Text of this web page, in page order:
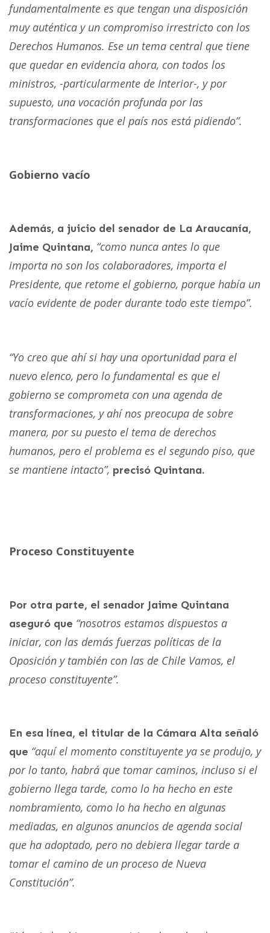
fundamentalmente es que tengan una disposición
muy auténtica y un compromiso irrestricto con los
Derechos Humanos. Ese un tema central que tiene
que quedar en evidencia ahora, con todos los
ministros, -particularmente de Interior-, y por
supuesto, una vocación profunda por las
transformaciones que el país nos está pidiendo”.
Gobierno vacío
Además, a juicio del senador de La Araucanía,
Jaime Quintana, “como nunca antes lo que
importa no son los colaboradores, importa el
Presidente, que retome el gobierno, porque había un
vacío evidente de poder durante todo este tiempo”.
“Yo creo que ahí si hay una oportunidad para el
nuevo elenco, pero lo fundamental es que el
gobierno se comprometa con una agenda de
transformaciones, y ahí nos preocupa de sobre
manera, por su puesto el tema de derechos
humanos, pero el problema es el segundo piso, que
se mantiene intacto”, precisó Quintana.
Proceso Constituyente
Por otra parte, el senador Jaime Quintana
aseguró que “nosotros estamos dispuestos a
iniciar, con las demás fuerzas políticas de la
Oposición y también con las de Chile Vamos, el
proceso constituyente”.
En esa línea, el titular de la Cámara Alta señaló
que “aquí el momento constituyente ya se produjo, y
por lo tanto, habrá que tomar caminos, incluso si el
gobierno llega tarde, como lo ha hecho en este
nombramiento, como lo ha hecho en algunas
mediadas, en algunos anuncios de agenda social
que ha adoptado, pero no debiera llegar tarde a
tomar el camino de un proceso de Nueva
Constitución”.